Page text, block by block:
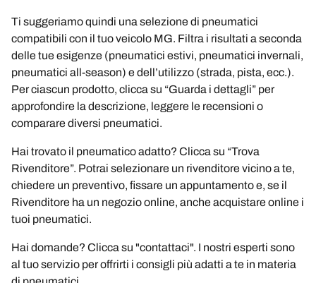
Ti suggeriamo quindi una selezione di pneumatici
compatibili con il tuo veicolo MG. Filtra i risultati a seconda
delle tue esigenze (pneumatici estivi, pneumatici invernali,
pneumatici all-season) e dell’utilizzo (strada, pista, ecc.).
Per ciascun prodotto, clicca su “Guarda i dettagli” per
approfondire la descrizione, leggere le recensioni o
comparare diversi pneumatici.
Hai trovato il pneumatico adatto? Clicca su “Trova
Rivenditore”. Potrai selezionare un rivenditore vicino a te,
chiedere un preventivo, fissare un appuntamento e, se il
Rivenditore ha un negozio online, anche acquistare online i
tuoi pneumatici.
Hai domande? Clicca su "contattaci". I nostri esperti sono
al tuo servizio per offrirti i consigli più adatti a te in materia